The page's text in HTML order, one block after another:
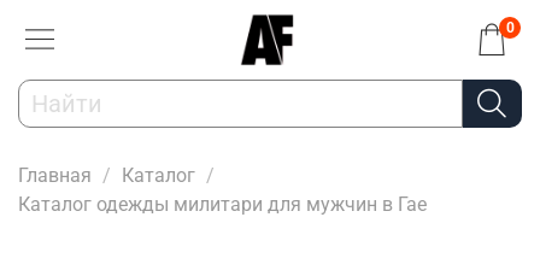
0
Главная
Каталог
Каталог одежды милитари для мужчин в Гае